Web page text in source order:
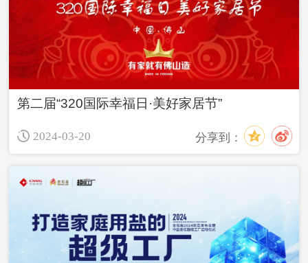
第二届“320国际幸福日·美好家居节”
2024-03-20 分享到：